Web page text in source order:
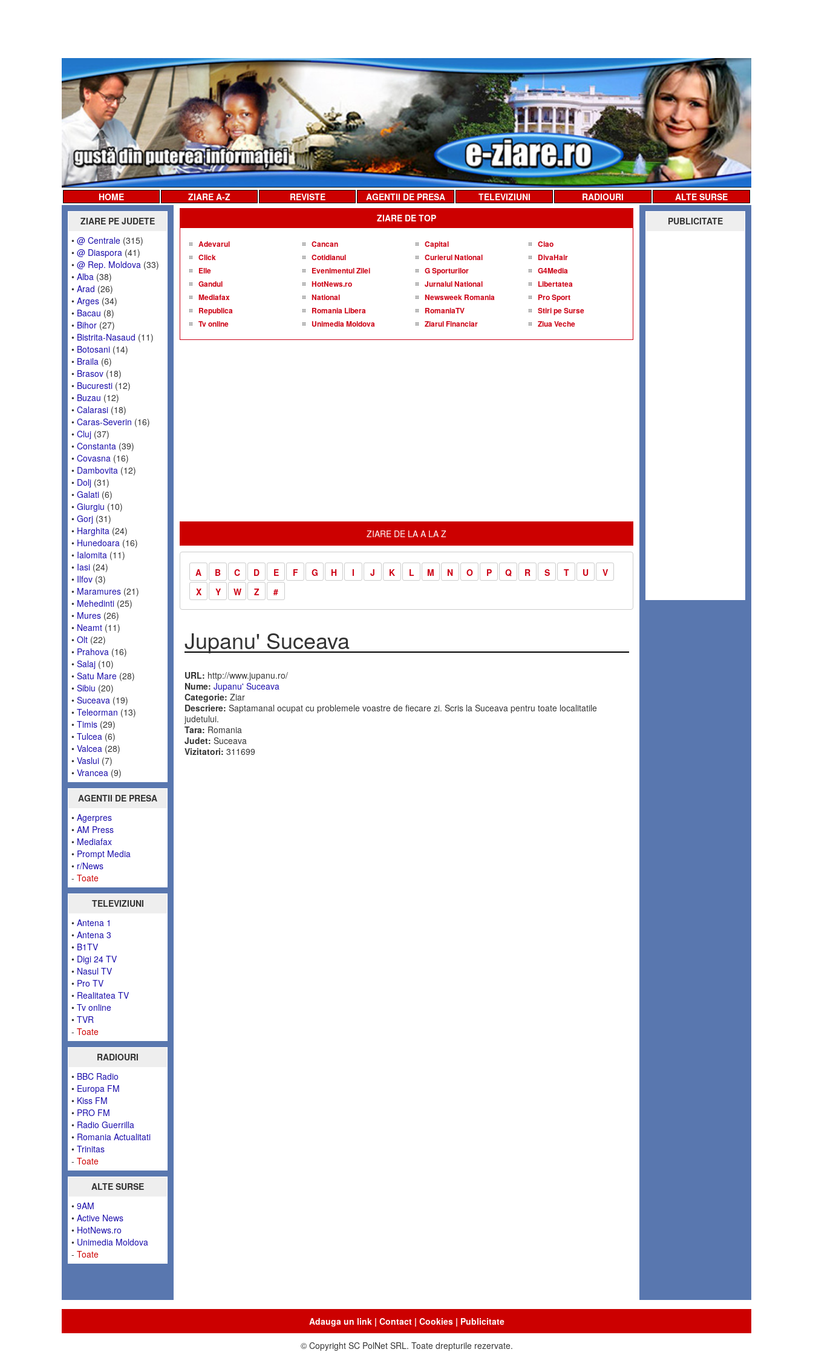
HOME ZIARE A-Z REVISTE AGENTII DE PRESA TELEVIZIUNI RADIOURI
ALTE SURSE
ZIARE PE JUDETE
• @ Centrale (315)
• @ Diaspora (41)
• @ Rep. Moldova (33)
• Alba (38)
• Arad (26)
• Arges (34)
• Bacau (8)
• Bihor (27)
• Bistrita-Nasaud (11)
• Botosani (14)
• Braila (6)
• Brasov (18)
• Bucuresti (12)
• Buzau (12)
• Calarasi (18)
• Caras-Severin (16)
• Cluj (37)
• Constanta (39)
• Covasna (16)
• Dambovita (12)
• Dolj (31)
• Galati (6)
• Giurgiu (10)
• Gorj (31)
• Harghita (24)
• Hunedoara (16)
• Ialomita (11)
• Iasi (24)
• Ilfov (3)
• Maramures (21)
• Mehedinti (25)
• Mures (26)
• Neamt (11)
• Olt (22)
• Prahova (16)
• Salaj (10)
• Satu Mare (28)
• Sibiu (20)
• Suceava (19)
• Teleorman (13)
• Timis (29)
• Tulcea (6)
• Valcea (28)
• Vaslui (7)
• Vrancea (9)
AGENTII DE PRESA
• Agerpres
• AM Press
• Mediafax
• Prompt Media
• r/News
- Toate
TELEVIZIUNI
• Antena 1
• Antena 3
• B1TV
• Digi 24 TV
• Nasul TV
• Pro TV
• Realitatea TV
• Tv online
• TVR
- Toate
RADIOURI
• BBC Radio
• Europa FM
• Kiss FM
• PRO FM
• Radio Guerrilla
• Romania Actualitati
• Trinitas
- Toate
ALTE SURSE
• 9AM
• Active News
• HotNews.ro
• Unimedia Moldova
- Toate
ZIARE DE TOP
Adevarul Cancan Capital
Ciao
Click
Cotidianul Curierul National
DivaHair
Elle
Evenimentul Zilei G Sporturilor
G4Media
Gandul
HotNews.ro Jurnalul National
Libertatea
Mediafax
National Newsweek Romania
Pro Sport
Republica
Romania Libera RomaniaTV
Stiri pe Surse
Tv online
Unimedia Moldova Ziarul Financiar Ziua Veche
ZIARE DE LA A LA Z
A B C D E F G H I J K L M N O P Q R S T U
V
X
Y W Z #
Jupanu' Suceava
URL: http://www.jupanu.ro/
Nume: Jupanu' Suceava
Categorie: Ziar
Descriere: Saptamanal ocupat cu problemele voastre de fiecare zi. Scris la Suceava pentru toate localitatile
judetului.
Tara: Romania
Judet: Suceava
Vizitatori: 311699
PUBLICITATE
Adauga un link| Contact| Cookies| Publicitate
© Copyright SC PolNet SRL. Toate drepturile rezervate.